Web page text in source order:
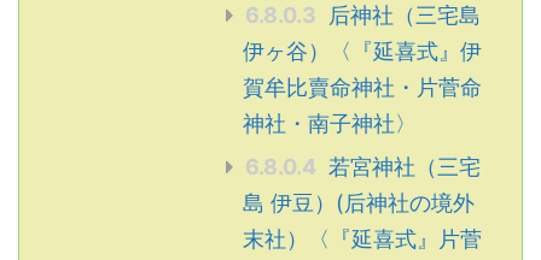
6.8.0.3
后神社（三宅島
伊ヶ谷）〈『延喜式』伊
賀牟比賣命神社・片菅命
神社・南子神社〉
6.8.0.4 若宮神社（三宅
島 伊豆）(后神社の境外
末社）〈『延喜式』片菅